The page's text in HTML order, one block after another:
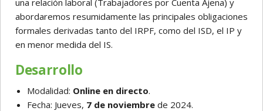
una relación laboral (Trabajadores por Cuenta Ajena) y
abordaremos resumidamente las principales obligaciones
formales derivadas tanto del IRPF, como del ISD, el IP y
en menor medida del IS.
Desarrollo
Modalidad: Online en directo.
Fecha: Jueves, 7 de noviembre de 2024.